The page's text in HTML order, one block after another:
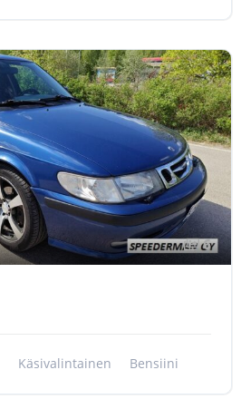
6
Käsivalintainen Bensiini